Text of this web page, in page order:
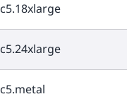
c5.18xlarge
c5.24xlarge
c5.metal